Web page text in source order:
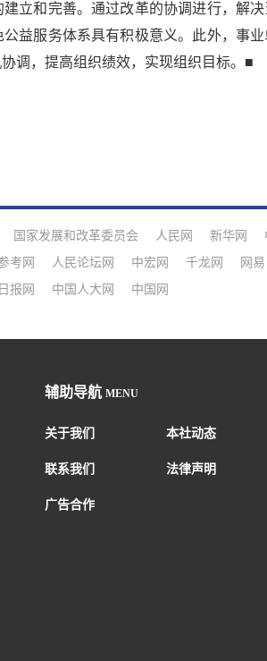
立和完善。通过改革的协调进行，解
益服务体系具有积极意义。此外，事
调，提高组织绩效，实现组织目标。■
国家发展和改革委员会 人民网 新华网
考网 人民论坛网 中宏网 千龙网 网易
报网 中国人大网 中国网
辅助导航 MENU
关于我们 本社动态
联系我们 法律声明
广告合作